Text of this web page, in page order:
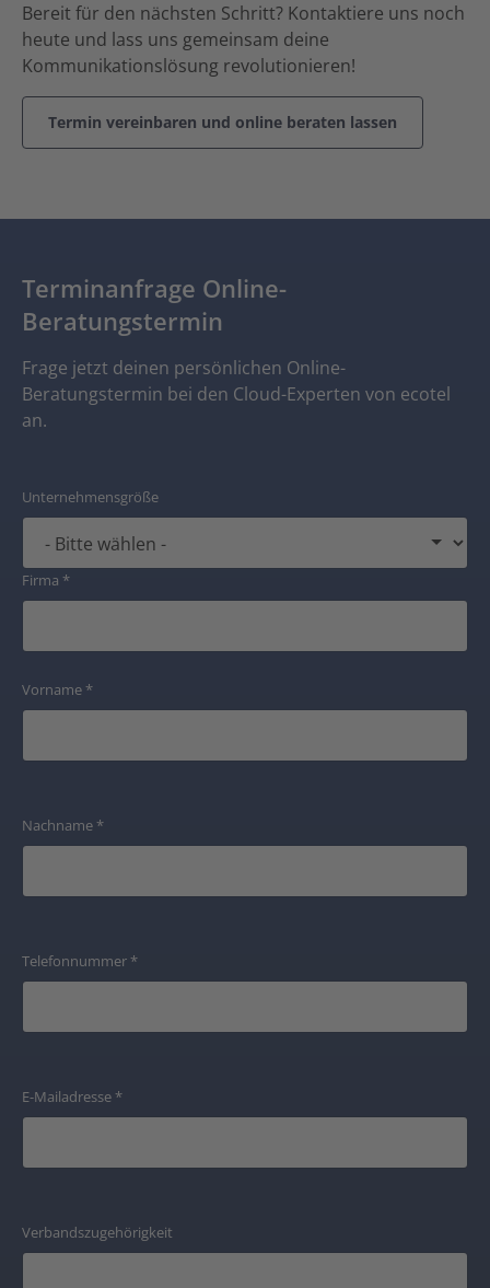
Bereit für den nächsten Schritt? Kontaktiere uns noch
heute und lass uns gemeinsam deine
Kommunikationslösung revolutionieren!
Termin vereinbaren und online beraten lassen
Terminanfrage Online-
Beratungstermin
Frage jetzt deinen persönlichen Online-
Beratungstermin bei den Cloud-Experten von ecotel
an.
Unternehmensgröße
Firma *
Vorname*
Nachname*
Telefonnummer*
E-Mailadresse*
Verbandszugehörigkeit